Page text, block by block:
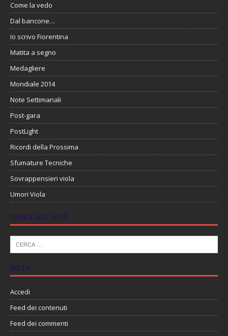
Come la vedo
Dal bancone…
Io scrivo Fiorentina
Matita a segno
Medagliere
Mondiale 2014
Note Settimanali
Post-gara
PostLight
Ricordi della Prossima
Sfumature Tecniche
Sovrappensieri viola
Umori Viola
CERCA NEL SITO
META
Accedi
Feed dei contenuti
Feed dei commenti